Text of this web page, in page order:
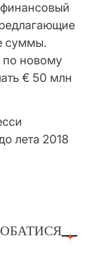
суммы.
по новому
€ 50 млн
лета 2018